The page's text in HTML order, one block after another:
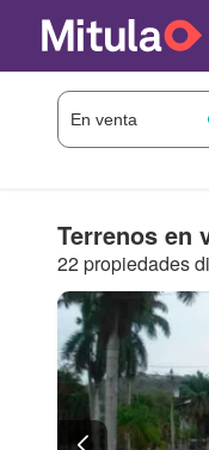
Terrenos en
22 propiedades